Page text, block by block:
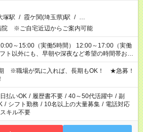
塚駅 / 霞ケ関(埼玉県)駅 / …
院 ※ご自宅近辺からご案内可能
～15:00（実働5時間） 12:00～17:00（実働
事前に担当からヒアリングもしますので、ご安
※職場が気に入れば、長期もOK！ ★急募！
日払いOK / 履歴書不要 / 40～50代活躍中 / 副
/ シフト勤務 / 10名以上の大量募集 / 電話対応
キル不要